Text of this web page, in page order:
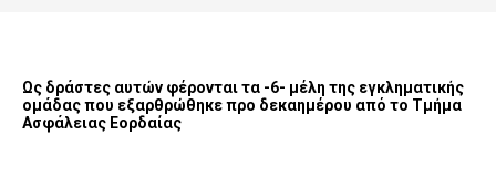
Ως δράστες αυτών φέρονται τα -6- μέλη της εγκληματικής
ομάδας που εξαρθρώθηκε προ δεκαημέρου από το Τμήμα
Ασφάλειας Εορδαίας